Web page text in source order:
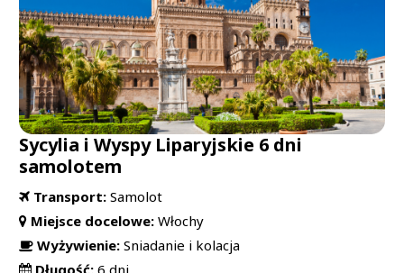
Sycylia i Wyspy Liparyjskie 6 dni
samolotem
Transport: Samolot
Miejsce docelowe: Włochy
Wyżywienie: Sniadanie i kolacja
Długość:6 dni